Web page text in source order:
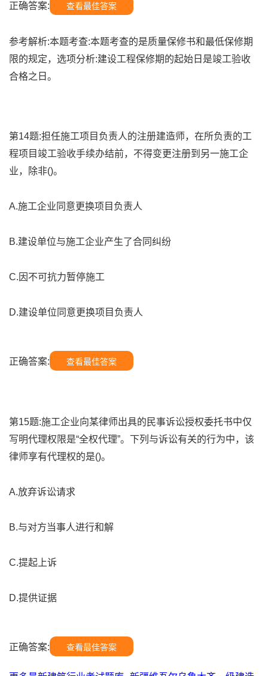
正确答案: 查看最佳答案
参考解析:本题考查:本题考查的是质量保修书和最低保修期
限的规定，选项分析:建设工程保修期的起始日是竣工验收
合格之日。
第14题:担任施工项目负责人的注册建造师，在所负责的工
程项目竣工验收手续办结前，不得变更注册到另一施工企
业，除非()。
A.施工企业同意更换项目负责人
B.建设单位与施工企业产生了合同纠纷
C.因不可抗力暂停施工
D.建设单位同意更换项目负责人
正确答案: 查看最佳答案
第15题:施工企业向某律师出具的民事诉讼授权委托书中仅
写明代理权限是“全权代理”。下列与诉讼有关的行为中，该
律师享有代理权的是()。
A.放弃诉讼请求
B.与对方当事人进行和解
C.提起上诉
D.提供证据
正确答案: 查看最佳答案